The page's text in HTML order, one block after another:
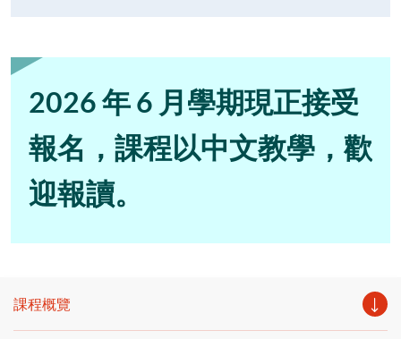
2026 年 6 月學期現正接受
報名，課程以中文教學，歡
迎報讀。
課程概覽